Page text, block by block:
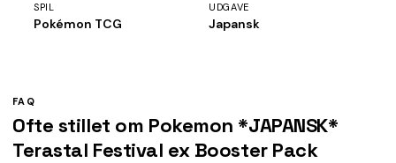
SPIL
Pokémon TCG
UDGAVE
Japansk
FAQ
Ofte stillet om Pokemon *JAPANSK*
Terastal Festival ex Booster Pack